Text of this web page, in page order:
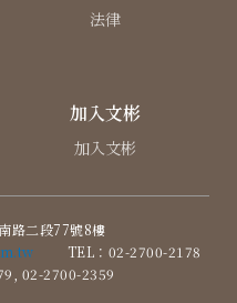
法律
加入文彬
加入文彬
路二段77號8樓
TEL：02-2700-2178
02-2700-2359